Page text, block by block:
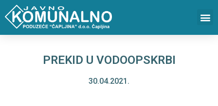
PREKID U VODOOPSKRBI
30.04.2021.